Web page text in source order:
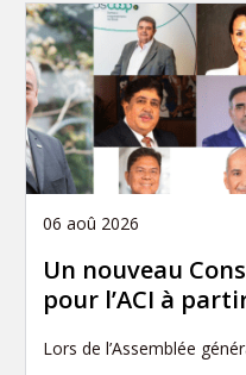
06 aoû 2026
Un nouveau
pour l’ACI à
Lors de l’Assemblée